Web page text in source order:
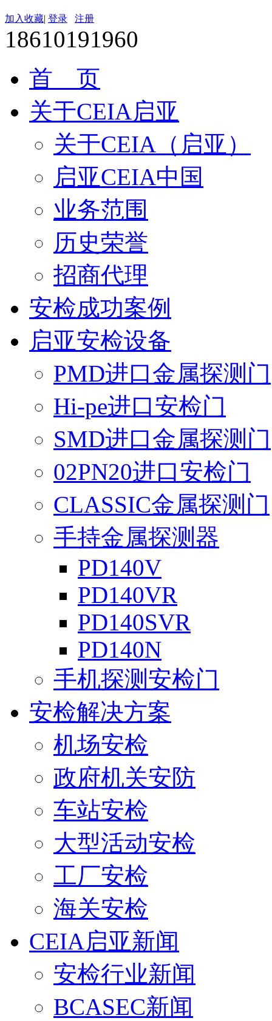
加入收藏| 登录 注册
18610191960
首 页
关于CEIA启亚
关于CEIA（启亚）
启亚CEIA中国
业务范围
历史荣誉
招商代理
安检成功案例
启亚安检设备
PMD进口金属探测门
Hi-pe进口安检门
SMD进口金属探测门
02PN20进口安检门
CLASSIC金属探测门
手持金属探测器
PD140V
PD140VR
PD140SVR
PD140N
手机探测安检门
安检解决方案
机场安检
政府机关安防
车站安检
大型活动安检
工厂安检
海关安检
CEIA启亚新闻
安检行业新闻
BCASEC新闻